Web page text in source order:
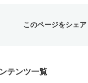
このページをシェア
テンツ一覧